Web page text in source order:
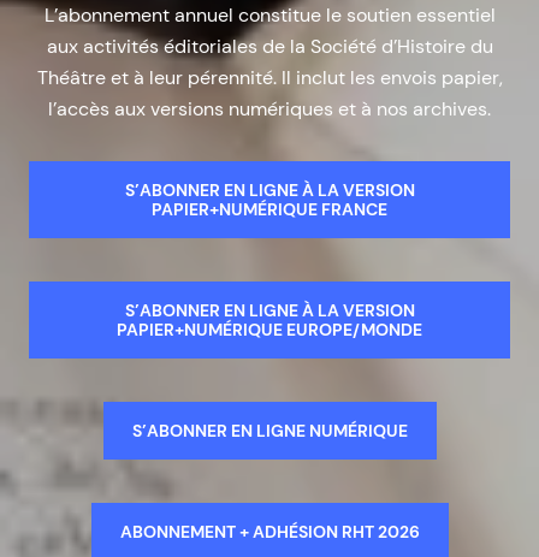
L’abonnement annuel constitue le soutien essentiel
aux activités éditoriales de la Société d’Histoire du
Théâtre et à leur pérennité. Il inclut les envois papier,
l’accès aux versions numériques et à nos archives.
S’ABONNER EN LIGNE À LA VERSION
PAPIER+NUMÉRIQUE FRANCE
S’ABONNER EN LIGNE À LA VERSION
PAPIER+NUMÉRIQUE EUROPE/MONDE
S’ABONNER EN LIGNE NUMÉRIQUE
ABONNEMENT + ADHÉSION RHT 2026